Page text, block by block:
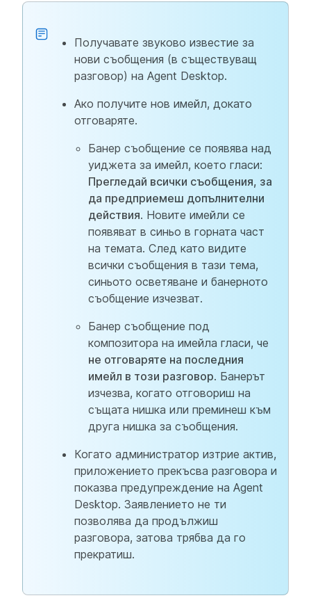
Получавате звуково известие за
нови съобщения (в съществуващ
разговор) на Agent Desktop.
Ако получите нов имейл, докато
отговаряте.
Банер съобщение се появява над
уиджета за имейл, което гласи:
Прегледай всички съобщения, за
да предприемеш допълнителни
действия. Новите имейли се
появяват в синьо в горната част
на темата. След като видите
всички съобщения в тази тема,
синьото осветяване и банерното
съобщение изчезват.
Банер съобщение под
композитора на имейла гласи, че
не отговаряте на последния
имейл в този разговор. Банерът
изчезва, когато отговориш на
същата нишка или преминеш към
друга нишка за съобщения.
Когато администратор изтрие актив,
приложението прекъсва разговора и
показва предупреждение на Agent
Desktop. Заявлението не ти
позволява да продължиш
разговора, затова трябва да го
прекратиш.